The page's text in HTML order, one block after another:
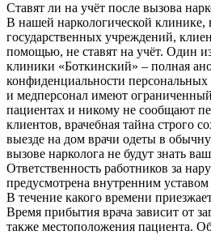
Ставят ли на учёт после вызова
В нашей наркологической клинике,
государственных учреждений,
помощью, не ставят на учёт. Один
клиники «Боткинский» – полная
конфиденциальности
и медперсонал имеют
пациентах и никому не сообщают
клиентов, врачебная тайна строго
выезде на дом врачи одеты в
вызове нарколога не будут знать
Ответственность работников за
предусмотрена внутренним
В течение какого времени
Время прибытия врача зависит от
также местоположения пациента.